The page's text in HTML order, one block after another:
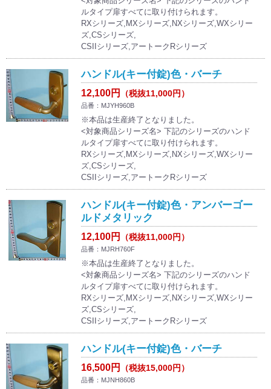
ルタイプ扉すべてに取り付けられます。
RXシリーズ,MXシリーズ,NXシリーズ,WXシリー
ズ,CSシリーズ,
CSIIシリーズ,アートークRシリーズ
ハンドル(キー付錠)色・バーチ
12,100円 （税抜11,000円）
品番：MJYH960B
※本品は生産終了となりました。
<対象商品シリーズ名> 下記のシリーズのハンド
ルタイプ扉すべてに取り付けられます。
RXシリーズ,MXシリーズ,NXシリーズ,WXシリー
ズ,CSシリーズ,
CSIIシリーズ,アートークRシリーズ
ハンドル(キー付錠)色・アンバーゴー
ルドメタリック
12,100円 （税抜11,000円）
品番：MJRH760F
※本品は生産終了となりました。
<対象商品シリーズ名> 下記のシリーズのハンド
ルタイプ扉すべてに取り付けられます。
RXシリーズ,MXシリーズ,NXシリーズ,WXシリー
ズ,CSシリーズ,
CSIIシリーズ,アートークRシリーズ
ハンドル(キー付錠)色・バーチ
16,500円 （税抜15,000円）
品番：MJNH860B